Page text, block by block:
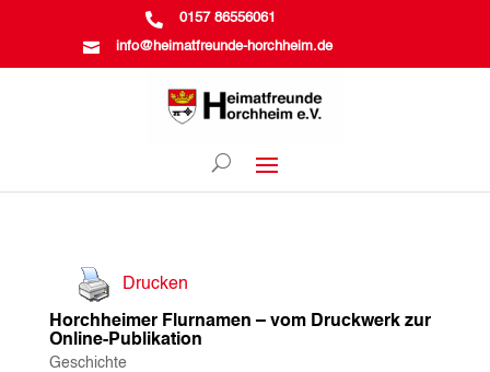
 0157 86556061
 info@heimatfreunde-horchheim.de
Drucken
Horchheimer Flurnamen – vom Druckwerk zur
Online-Publikation
Geschichte